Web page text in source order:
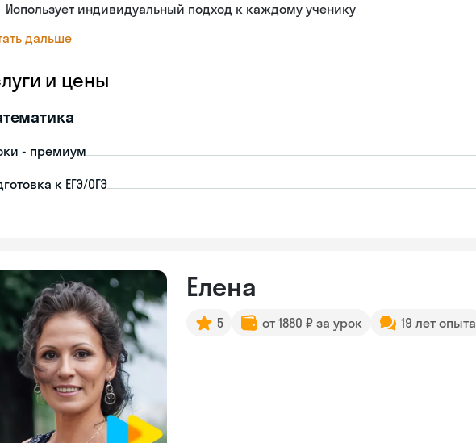
Использует индивидуальный подход к каждому ученику
дальше
и цены
- премиум
к ЕГЭ/ОГЭ
Елена
5 от 1880 ₽ за урок 19 лет опыта